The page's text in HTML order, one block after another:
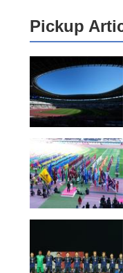
Pickup